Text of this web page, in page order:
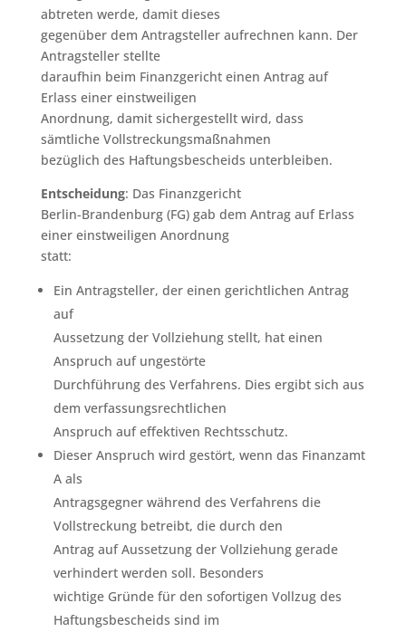
abtreten werde, damit dieses
gegenüber dem Antragsteller aufrechnen kann. Der
Antragsteller stellte
daraufhin beim Finanzgericht einen Antrag auf
Erlass einer einstweiligen
Anordnung, damit sichergestellt wird, dass
sämtliche Vollstreckungsmaßnahmen
bezüglich des Haftungsbescheids unterbleiben.
Entscheidung: Das Finanzgericht
Berlin-Brandenburg (FG) gab dem Antrag auf Erlass
einer einstweiligen Anordnung
statt:
Ein Antragsteller, der einen gerichtlichen Antrag
auf
Aussetzung der Vollziehung stellt, hat einen
Anspruch auf ungestörte
Durchführung des Verfahrens. Dies ergibt sich aus
dem verfassungsrechtlichen
Anspruch auf effektiven Rechtsschutz.
Dieser Anspruch wird gestört, wenn das Finanzamt
A als
Antragsgegner während des Verfahrens die
Vollstreckung betreibt, die durch den
Antrag auf Aussetzung der Vollziehung gerade
verhindert werden soll. Besonders
wichtige Gründe für den sofortigen Vollzug des
Haftungsbescheids sind im